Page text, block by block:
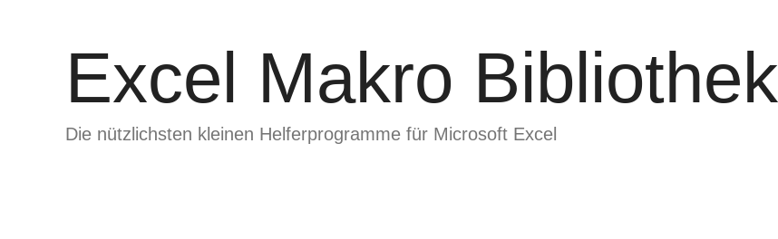
Excel Makro Bibliothek
Die nützlichsten kleinen Helferprogramme für Microsoft Excel